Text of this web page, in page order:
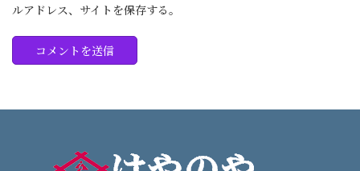
ルアドレス、サイトを保存する。